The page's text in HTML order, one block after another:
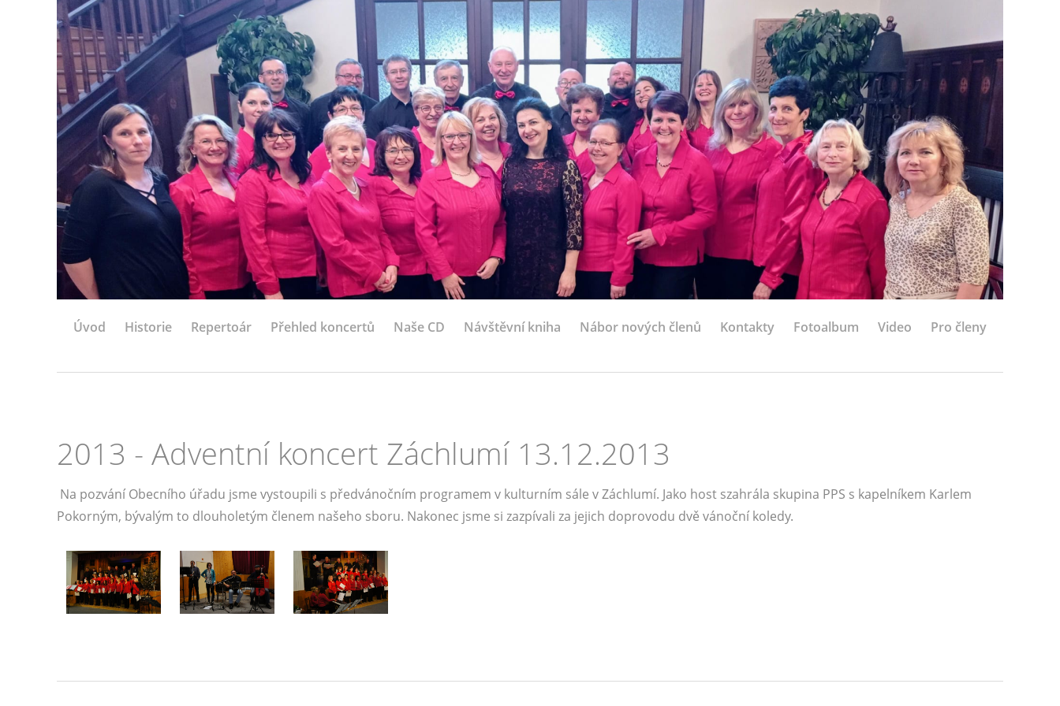
Úvod Historie Repertoár Přehled koncertů Naše CD Návštěvní kniha Nábor nových členů Kontakty Fotoalbum Video Pro členy
2013 - Adventní koncert Záchlumí 13.12.2013
Na pozvání Obecního úřadu jsme vystoupili s předvánočním programem v kulturním sále v Záchlumí. Jako host szahrála skupina PPS s kapelníkem Karlem
Pokorným, bývalým to dlouholetým členem našeho sboru. Nakonec jsme si zazpívali za jejich doprovodu dvě vánoční koledy.